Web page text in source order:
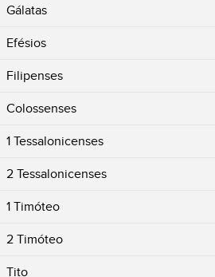
Gálatas
Efésios
Filipenses
Colossenses
1 Tessalonicenses
2 Tessalonicenses
1 Timóteo
2 Timóteo
Tito